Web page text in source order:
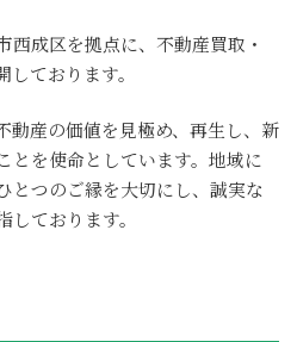
西成区を拠点に、不動産買取・
ております。
動産の価値を見極め、再生し、新
とを使命としています。地域に
とつのご縁を大切にし、誠実な
ております。